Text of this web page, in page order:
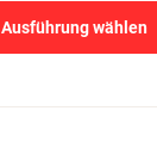
Ausführung wählen